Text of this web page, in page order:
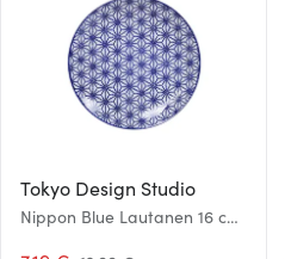
Tokyo Design Studio
Nippon Blue Lautanen 16 cm